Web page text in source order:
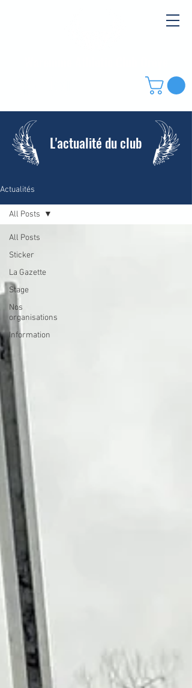
L'actualité du club
Actualités
All Posts
Sticker
La Gazette
Stage
Nos
organisations
Information
All Posts